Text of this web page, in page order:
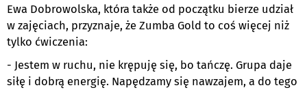
Ewa Dobrowolska, która także od początku bierze udział
w zajęciach, przyznaje, że Zumba Gold to coś więcej niż
tylko ćwiczenia:
- Jestem w ruchu, nie krępuję się, bo tańczę. Grupa daje
siłę i dobrą energię. Napędzamy się nawzajem, a do tego